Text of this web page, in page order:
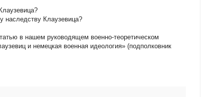
наследству Клаузевица?
в нашем руководящем военно-теоретическом
и немецкая военная идеология» (подполковник